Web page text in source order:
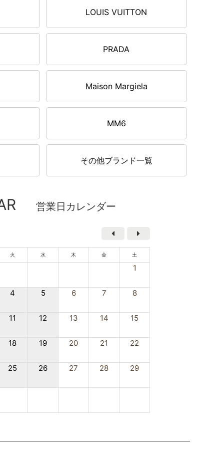
LOUIS VUITTON
PRADA
Maison Margiela
MM6
その他ブランド一覧
営業日カレンダー
火 水 木 金 土
1
4 5 6 7 8
11 12 13 14 15
18 19 20 21 22
25 26 27 28 29